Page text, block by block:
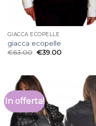
GIACCA ECOPELLE
giacca ecopelle
€63.00 €39.00
In offerta!